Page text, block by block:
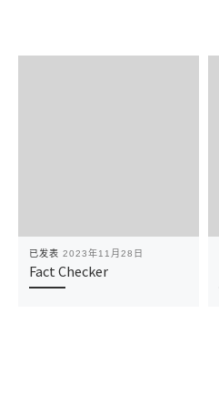
已发表 2023年11月28日
Fact Checker